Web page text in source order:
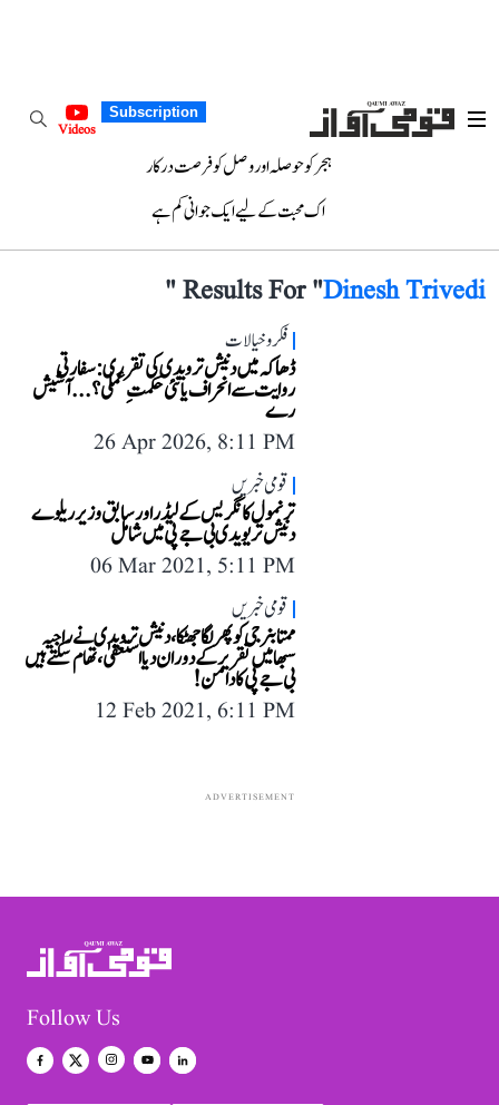
Subscription
Videos
ہجر کو حوصلہ اور وصل کو فرصت درکار
اک محبت کے لیے ایک جوانی کم ہے
Results For "Dinesh Trivedi
"
فکر و خیالات
ڈھاکہ میں دنیش ترویدی کی تقرری: سفارتی
روایت سے انحراف یا نئی حکمتِ عملی؟...آشیش
رے
26 Apr 2026, 8:11 PM
قومی خبریں
ترنمول کانگریس کے لیڈر اور سابق وزیر ریلوے
دنیش تریویدی بی جے پی میں شامل
06 Mar 2021, 5:11 PM
قومی خبریں
ممتا بنرجی کو پھر لگا جھٹکا، دنیش ترویدی نے راجیہ
سبھا میں تقریر کے دوران دیا استعفیٰ، تھام سکتے ہیں
بی جے پی کا دامن!
12 Feb 2021, 6:11 PM
ADVERTISEMENT
Follow Us